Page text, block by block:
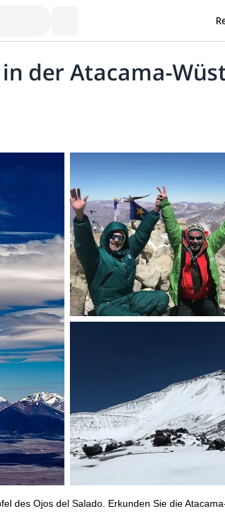
der Atacama-
des Ojos del Salado. Erkunden Sie die